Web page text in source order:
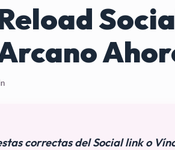
correctas del Social link o